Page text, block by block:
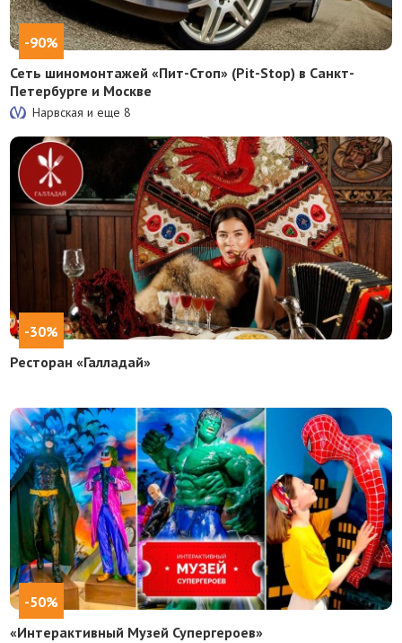
-90%
Сеть шиномонтажей «Пит-Стоп» (Pit-Stop) в Санкт-
Петербурге и Москве
Нарвская и еще8
-30%
Ресторан «Галладай»
-50%
«Интерактивный Музей Супергероев»